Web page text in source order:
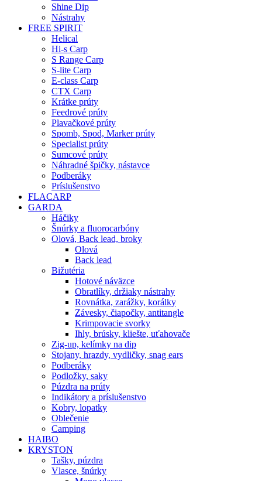
Shine Dip
Nástrahy
FREE SPIRIT
Helical
Hi-s Carp
S Range Carp
S-lite Carp
E-class Carp
CTX Carp
Krátke prúty
Feedrové prúty
Plavačkové prúty
Spomb, Spod, Marker prúty
Specialist prúty
Sumcové prúty
Náhradné špičky, nástavce
Podberáky
Príslušenstvo
FLACARP
GARDA
Háčiky
Šnúrky a fluorocarbóny
Olová, Back lead, broky
Olová
Back lead
Bižutéria
Hotové náväzce
Obratlíky, držiaky nástrahy
Rovnátka, zarážky, korálky
Závesky, čiapočky, antitangle
Krimpovacie svorky
Ihly, brúsky, kliešte, uťahovače
Zig-up, kelímky na dip
Stojany, hrazdy, vydličky, snag ears
Podberáky
Podložky, saky
Púzdra na prúty
Indikátory a príslušenstvo
Kobry, lopatky
Oblečenie
Camping
HAIBO
KRYSTON
Tašky, púzdra
Vlasce, šnúrky